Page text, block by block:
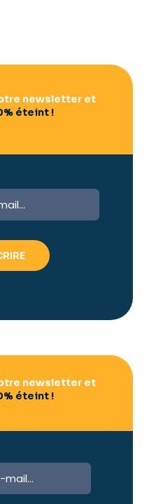
newsletter et
éteint !
newsletter et
éteint !